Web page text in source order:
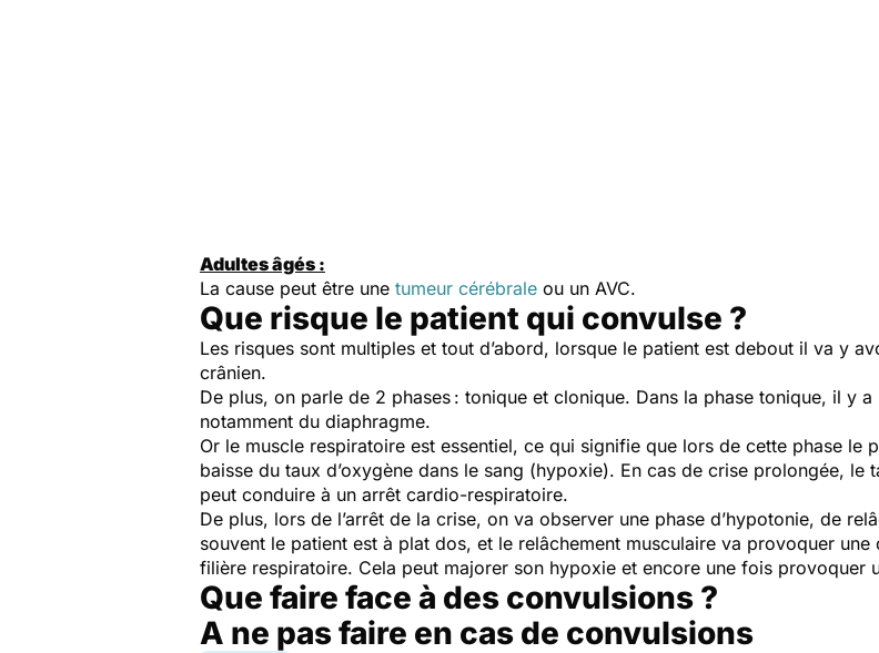
Adultes âgés :
La cause peut être une tumeur cérébrale ou un AVC.
Que risque le patient qui convulse ?
Les risques sont multiples et tout d’abord, lorsque le patient est debout il va y
crânien.
De plus, on parle de 2 phases : tonique et clonique. Dans la phase tonique, il y
notamment du diaphragme.
Or le muscle respiratoire est essentiel, ce qui signifie que lors de cette phase le
baisse du taux d’oxygène dans le sang (hypoxie). En cas de crise prolongée, le
peut conduire à un arrêt cardio-respiratoire.
De plus, lors de l’arrêt de la crise, on va observer une phase d’hypotonie, de
souvent le patient est à plat dos, et le relâchement musculaire va provoquer
filière respiratoire. Cela peut majorer son hypoxie et encore une fois provoquer
Que faire face à des convulsions ?
A ne pas faire en cas de convulsions